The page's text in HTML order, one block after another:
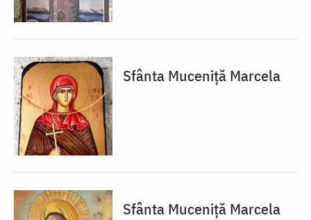
Sfânta Muceniță Marcela
Sfânta Muceniță Marcela